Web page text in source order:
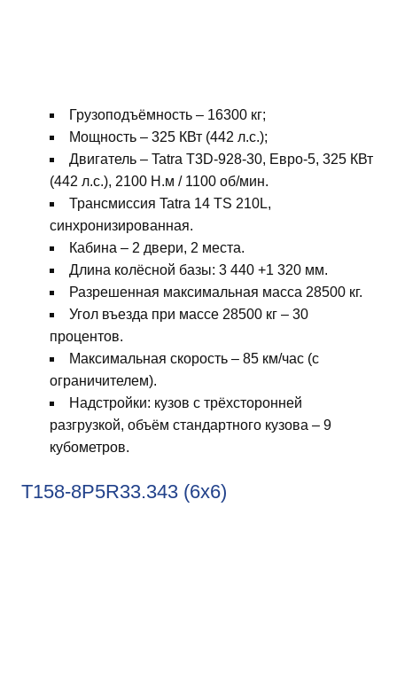
Грузоподъёмность – 16300 кг;
Мощность – 325 КВт (442 л.с.);
Двигатель – Tatra T3D-928-30, Евро-5, 325 КВт
(442 л.с.), 2100 Н.м / 1100 об/мин.
Трансмиссия Tatra 14 TS 210L,
синхронизированная.
Кабина – 2 двери, 2 места.
Длина колёсной базы: 3 440 +1 320 мм.
Разрешенная максимальная масса 28500 кг.
Угол въезда при массе 28500 кг – 30
процентов.
Максимальная скорость – 85 км/час (с
ограничителем).
Надстройки: кузов с трёхсторонней
разгрузкой, объём стандартного кузова – 9
кубометров.
T158-8P5R33.343 (6х6)